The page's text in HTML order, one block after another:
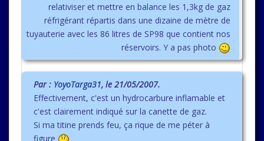
relativiser et mettre en balance les 1,3kg de gaz
réfrigérant répartis dans une dizaine de mètre de
tuyauterie avec les 86 litres de SP98 que contient nos
réservoirs. Y a pas photo
Par : YoyoTarga31, le 21/05/2007.
Effectivement, c'est un hydrocarbure inflamable et
c'est clairement indiqué sur la canette de gaz.
Si ma titine prends feu, ça rique de me péter à
figure